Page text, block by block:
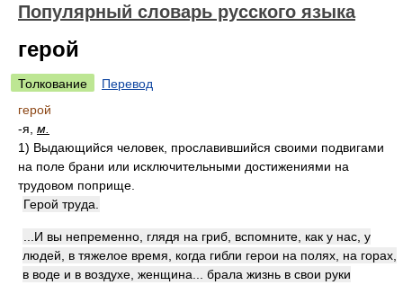
Популярный словарь русского языка
герой
Толкование
Перевод
герой
-я, м.
1) Выдающийся человек, прославившийся своими подвигами
на поле брани или исключительными достижениями на
трудовом поприще.
Герой труда.
...И вы непременно, глядя на гриб, вспомните, как у нас, у
людей, в тяжелое время, когда гибли герои на полях, на горах,
в воде и в воздухе, женщина... брала жизнь в свои руки